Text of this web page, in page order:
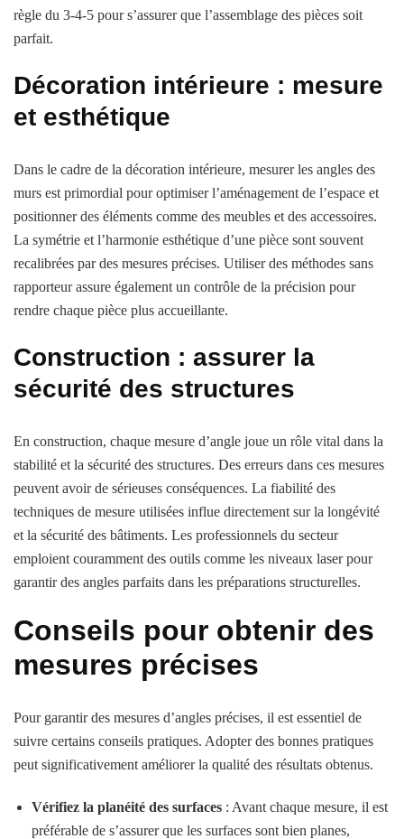
règle du 3-4-5 pour s’assurer que l’assemblage des pièces soit
parfait.
Décoration intérieure : mesure
et esthétique
Dans le cadre de la décoration intérieure, mesurer les angles des
murs est primordial pour optimiser l’aménagement de l’espace et
positionner des éléments comme des meubles et des accessoires.
La symétrie et l’harmonie esthétique d’une pièce sont souvent
recalibrées par des mesures précises. Utiliser des méthodes sans
rapporteur assure également un contrôle de la précision pour
rendre chaque pièce plus accueillante.
Construction : assurer la
sécurité des structures
En construction, chaque mesure d’angle joue un rôle vital dans la
stabilité et la sécurité des structures. Des erreurs dans ces mesures
peuvent avoir de sérieuses conséquences. La fiabilité des
techniques de mesure utilisées influe directement sur la longévité
et la sécurité des bâtiments. Les professionnels du secteur
emploient couramment des outils comme les niveaux laser pour
garantir des angles parfaits dans les préparations structurelles.
Conseils pour obtenir des
mesures précises
Pour garantir des mesures d’angles précises, il est essentiel de
suivre certains conseils pratiques. Adopter des bonnes pratiques
peut significativement améliorer la qualité des résultats obtenus.
Vérifiez la planéité des surfaces : Avant chaque mesure, il est
préférable de s’assurer que les surfaces sont bien planes,